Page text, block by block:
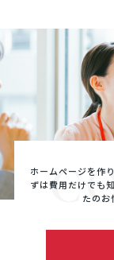
ホームページを作
ずは費用だけでも
たのお